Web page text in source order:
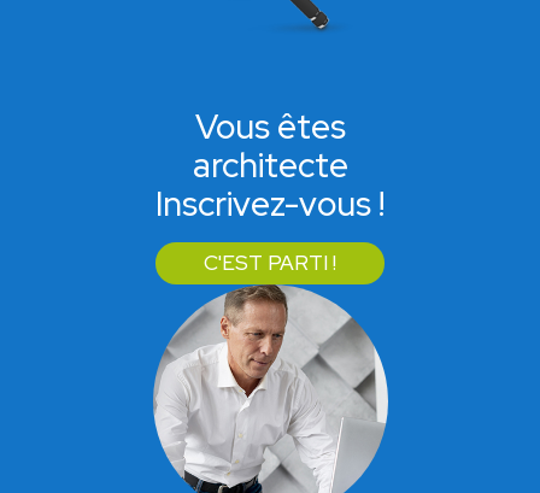
Vous êtes
architecte
Inscrivez-vous !
C'EST PARTI !